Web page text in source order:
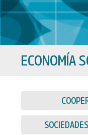
ECONOMÍA